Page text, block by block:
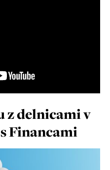
z delnicami v
Financami